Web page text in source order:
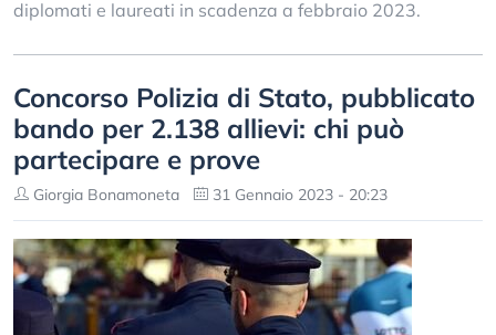
diplomati e laureati in scadenza a febbraio 2023.
Concorso Polizia di Stato, pubblicato
bando per 2.138 allievi: chi può
partecipare e prove
Giorgia Bonamoneta 31 Gennaio 2023 - 20:23